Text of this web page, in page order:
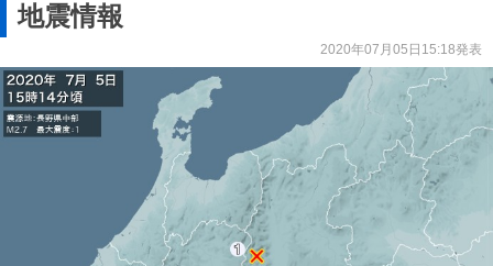
地震情報
2020年07月05日15:18発表